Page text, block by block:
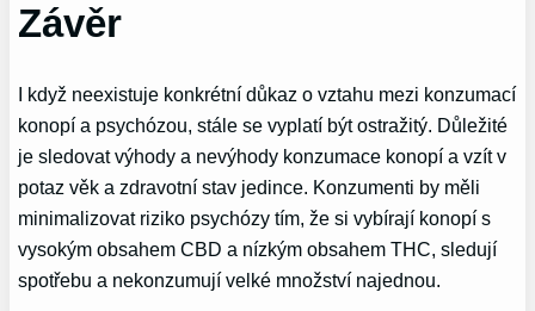
Závěr
I když neexistuje konkrétní důkaz o vztahu mezi konzumací
konopí a psychózou, stále se vyplatí být ostražitý. Důležité
je sledovat výhody a nevýhody konzumace konopí a vzít v
potaz věk a zdravotní stav jedince. Konzumenti by měli
minimalizovat riziko psychózy tím, že si vybírají konopí s
vysokým obsahem CBD a nízkým obsahem THC, sledují
spotřebu a nekonzumují velké množství najednou.